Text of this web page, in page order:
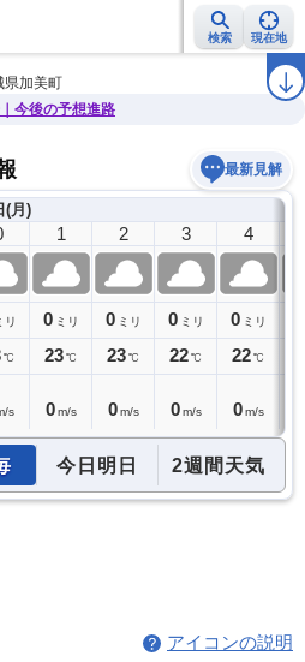
検索 現在地
震情報 ラ
県加美町
今後の予想進路
最新見解
(月)
リ
℃
s
1
0 ミリ
23℃
0 m/s
2
0 ミリ
23℃
0 m/s
3
0 ミリ
22℃
0 m/s
4
0 ミリ
22℃
0 m/s
今日明日 2週間天気
アイコンの説明